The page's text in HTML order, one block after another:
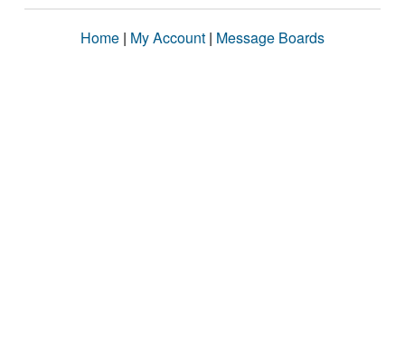
Home | My Account | Message Boards